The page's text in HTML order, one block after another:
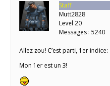
Staff
Mutt2828
Level 20
Messages : 5240
Allez zou! C’est parti, 1er indice:
Mon 1er est un 3!